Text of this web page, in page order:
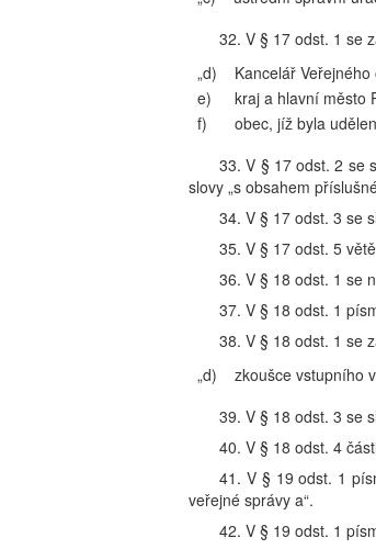
32. V § 17 odst. 1 se
„d)
Kancelář
e)
kraj a hlavní město
f)
obec, jíž byla
33. V § 17 odst. 2 se
slovy „s obsahem
34. V § 17 odst. 3 se
35. V § 17 odst. 5
36. V § 18 odst. 1 se
37. V § 18 odst. 1
38. V § 18 odst. 1 se
„d)
zkoušce vstupního
39. V § 18 odst. 3 se
40. V § 18 odst. 4
41. V § 19 odst. 1
veřejné správy a“.
42. V § 19 odst. 1